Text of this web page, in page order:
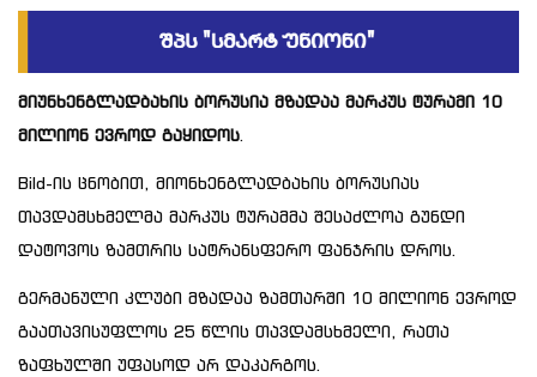
მიუნხენგლადბახის ბორუსია მზადაა მარკუს ტურამი 10
მილიონ ევროდ გაყიდოს.
Bild-ის ცნობით, მიონხენგლადბახის ბორუსიას
თავდამსხმელმა მარკუს ტურამმა შესაძლოა გუნდი
დატოვოს ზამთრის სატრანსფერო ფანჯრის დროს.
გერმანული კლუბი მზადაა ზამთარში 10 მილიონ ევროდ
გაათავისუფლოს 25 წლის თავდამსხმელი, რათა
ზაფხულში უფასოდ არ დაკარგოს.